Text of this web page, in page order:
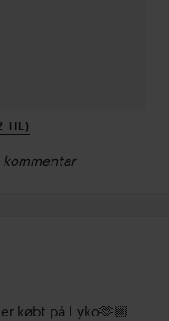
TIL)
oprettet 1 måned
købt på Lyko🫶🏼